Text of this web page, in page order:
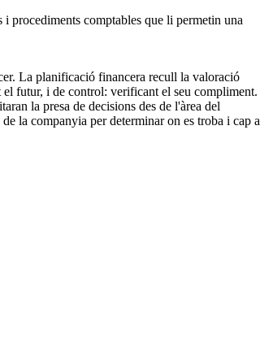
procediments comptables que li permetin una
La planificació financera recull la valoració
el futur, i de control: verificant el seu compliment.
la presa de decisions des de l'àrea del
la companyia per determinar on es troba i cap a